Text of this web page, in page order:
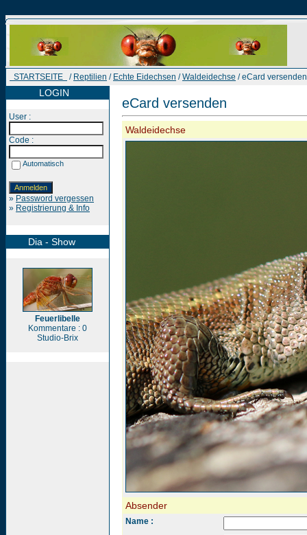
STARTSEITE / Reptilien / Echte Eidechsen /Waldeidechse / eCard versenden
LOGIN
User :
Code :
Automatisch
» Password vergessen
» Registrierung & Info
Dia - Show
Feuerlibelle
Kommentare : 0
Studio-Brix
eCard versenden
Waldeidechse
Absender
Name :